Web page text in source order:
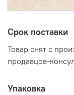
Срок поставки
Товар снят с
продавцов-
Упаковка